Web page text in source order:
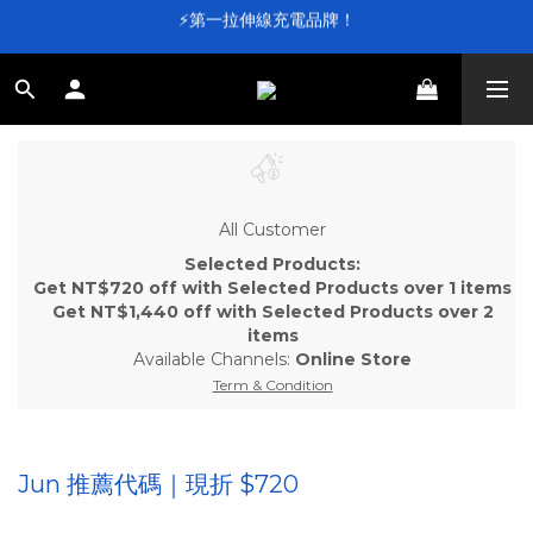
⚡第一拉伸線充電品牌！
⚡第一拉伸線充電品牌！
滿 $4,000 即享免運
⚡第一拉伸線充電品牌！
All Customer
Selected Products:
Get NT$720 off with Selected Products over 1 items
Get NT$1,440 off with Selected Products over 2
items
Available Channels: Online Store
Term & Condition
Jun 推薦代碼｜現折 $720